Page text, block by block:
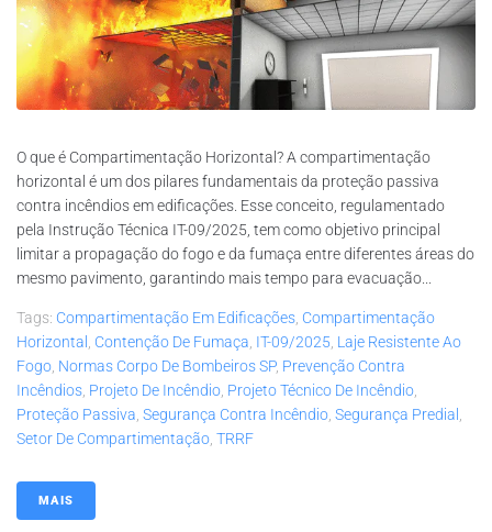
O que é Compartimentação Horizontal? A compartimentação
horizontal é um dos pilares fundamentais da proteção passiva
contra incêndios em edificações. Esse conceito, regulamentado
pela Instrução Técnica IT-09/2025, tem como objetivo principal
limitar a propagação do fogo e da fumaça entre diferentes áreas do
mesmo pavimento, garantindo mais tempo para evacuação...
Tags: Compartimentação Em Edificações Compartimentação
Horizontal
Contenção De Fumaça IT-09/2025 Laje Resistente Ao
Fogo Normas Corpo De Bombeiros SP, Prevenção Contra
Incêndios Projeto De Incêndio Projeto Técnico De Incêndio
Proteção Passiva Segurança Contra Incêndio Segurança Predial
Setor De Compartimentação TRRF
MAIS